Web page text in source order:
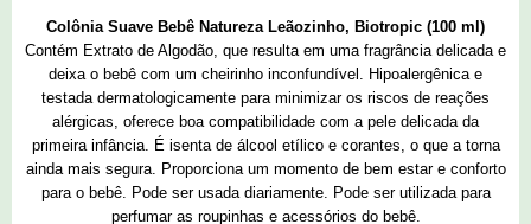
Colônia Suave Bebê Natureza Leãozinho, Biotropic (100 ml)
Contém Extrato de Algodão, que resulta em uma fragrância delicada e
deixa o bebê com um cheirinho inconfundível. Hipoalergênica e
testada dermatologicamente para minimizar os riscos de reações
alérgicas, oferece boa compatibilidade com a pele delicada da
primeira infância. É isenta de álcool etílico e corantes, o que a torna
ainda mais segura. Proporciona um momento de bem estar e conforto
para o bebê. Pode ser usada diariamente. Pode ser utilizada para
perfumar as roupinhas e acessórios do bebê.